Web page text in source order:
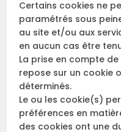
Certains cookies ne
paramétrés sous
au site et/ou aux
en aucun cas être
La prise en compte
repose sur un cookie
déterminés.
Le ou les cookie(s)
préférences en
des cookies ont une